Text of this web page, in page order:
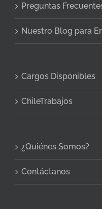
Preguntas
Nuestro Blog para
Cargos Disponibles
ChileTrabajos
¿Quiénes Somos?
Contáctanos